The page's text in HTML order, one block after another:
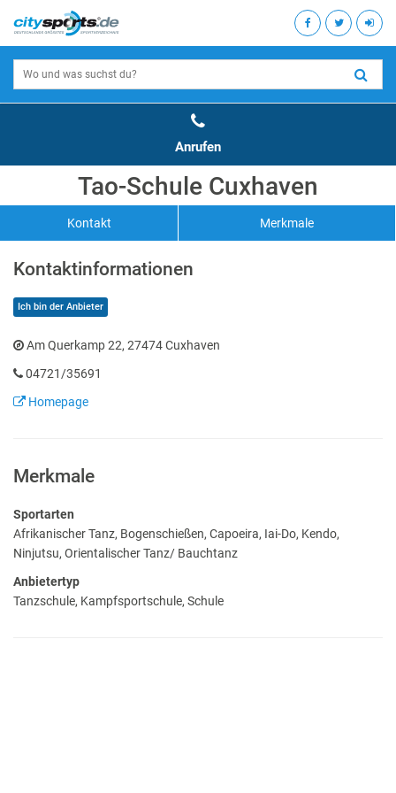
Anrufen
Tao-Schule Cuxhaven
Kontakt Merkmale
Kontaktinformationen
Ich bin der Anbieter
Am Querkamp 22, 27474 Cuxhaven
04721/35691
Homepage
Merkmale
Sportarten
Afrikanischer Tanz, Bogenschießen, Capoeira, Iai-Do, Kendo,
Ninjutsu, Orientalischer Tanz/ Bauchtanz
Anbietertyp
Tanzschule, Kampfsportschule, Schule